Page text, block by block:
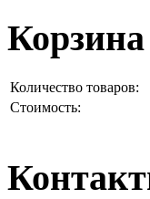
Количество товаров:
Стоимость: